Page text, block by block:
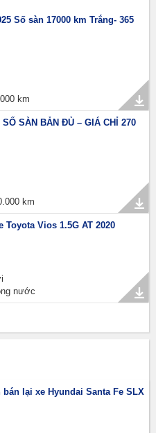
Số sàn 17000 km Trắng- 365
km
SÀN BẢN ĐỦ – GIÁ CHỈ 270
km
Toyota Vios 1.5G AT 2020
nước
bán lại xe Hyundai Santa Fe SLX